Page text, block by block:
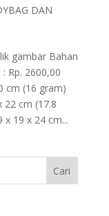
DAN
gambar Bahan
Rp. 2600,00
cm (16 gram)
22 cm (17.8
19 x 24 cm...
Cari